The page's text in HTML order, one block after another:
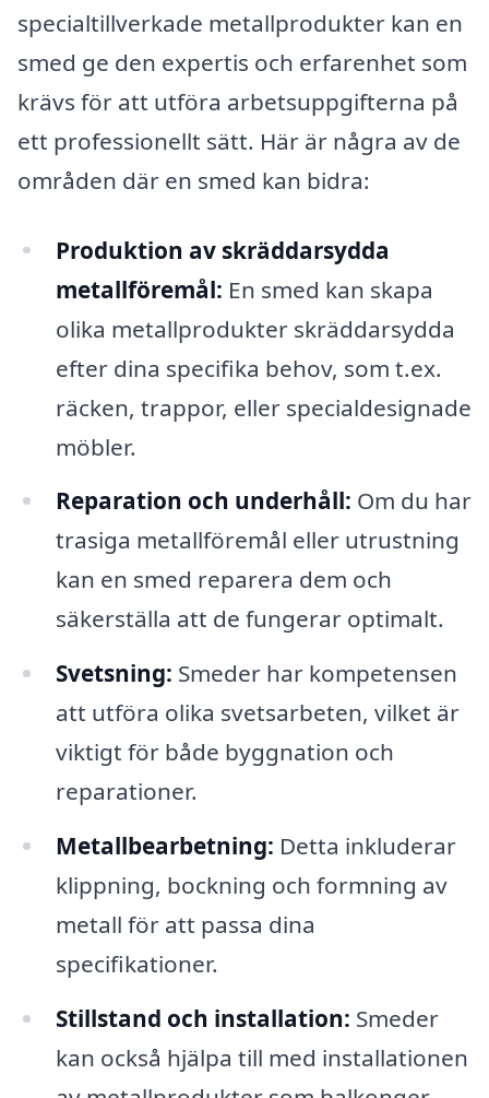
specialtillverkade metallprodukter kan en
smed ge den expertis och erfarenhet som
krävs för att utföra arbetsuppgifterna på
ett professionellt sätt. Här är några av de
områden där en smed kan bidra:
Produktion av skräddarsydda
metallföremål: En smed kan skapa
olika metallprodukter skräddarsydda
efter dina specifika behov, som t.ex.
räcken, trappor, eller specialdesignade
möbler.
Reparation och underhåll: Om du har
trasiga metallföremål eller utrustning
kan en smed reparera dem och
säkerställa att de fungerar optimalt.
Svetsning: Smeder har kompetensen
att utföra olika svetsarbeten, vilket är
viktigt för både byggnation och
reparationer.
Metallbearbetning: Detta inkluderar
klippning, bockning och formning av
metall för att passa dina
specifikationer.
Stillstand och installation: Smeder
kan också hjälpa till med installationen